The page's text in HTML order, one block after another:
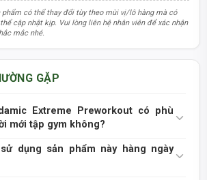
có thể thay đổi tùy theo mùi vị/lô hàng mà có
cập nhật kịp. Vui lòng liên hệ nhân viên để xác nhận
mắc nhé.
GẶP
Extreme Preworkout có phù
mới tập gym không?
dụng sản phẩm này hàng ngày